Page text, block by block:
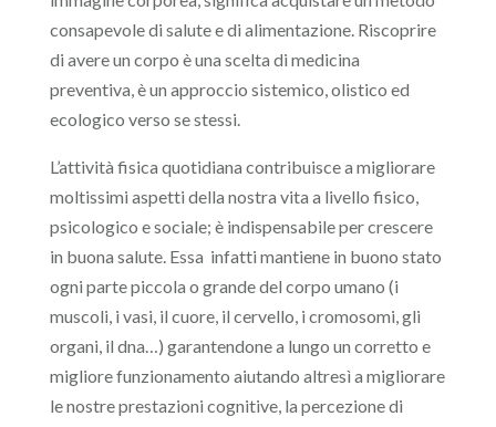
consapevole di salute e di alimentazione. Riscoprire
di avere un corpo è una scelta di medicina
preventiva, è un approccio sistemico, olistico ed
ecologico verso se stessi.
L’attività fisica quotidiana contribuisce a migliorare
moltissimi aspetti della nostra vita a livello fisico,
psicologico e sociale; è indispensabile per crescere
in buona salute. Essa infatti mantiene in buono stato
ogni parte piccola o grande del corpo umano (i
muscoli, i vasi, il cuore, il cervello, i cromosomi, gli
organi, il dna…) garantendone a lungo un corretto e
migliore funzionamento aiutando altresì a migliorare
le nostre prestazioni cognitive, la percezione di